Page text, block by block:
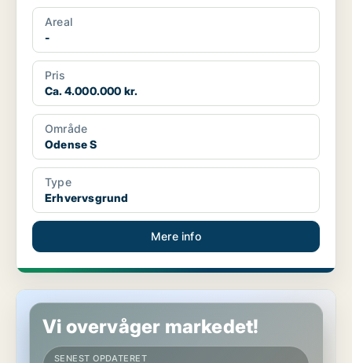
Areal
-
Pris
Ca. 4.000.000 kr.
Område
Odense S
Type
Erhvervsgrund
Mere info
Erhvervsgrund i Odense S
Vi overvåger markedet!
SENEST OPDATERET